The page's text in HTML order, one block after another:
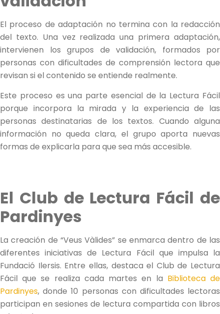
El proceso de adaptación no termina con la redacción
del texto. Una vez realizada una primera adaptación,
intervienen los grupos de validación, formados por
personas con dificultades de comprensión lectora que
revisan si el contenido se entiende realmente.
Este proceso es una parte esencial de la Lectura Fácil
porque incorpora la mirada y la experiencia de las
personas destinatarias de los textos. Cuando alguna
información no queda clara, el grupo aporta nuevas
formas de explicarla para que sea más accesible.
El Club de Lectura Fácil de
Pardinyes
La creación de “Veus Vàlides” se enmarca dentro de las
diferentes iniciativas de Lectura Fácil que impulsa la
Fundació Ilersis. Entre ellas, destaca el Club de Lectura
Fácil que se realiza cada martes en la Biblioteca de
Pardinyes, donde 10 personas con dificultades lectoras
participan en sesiones de lectura compartida con libros